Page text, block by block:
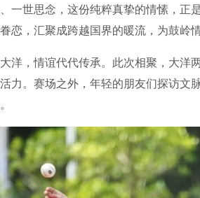
世思念，这份纯粹真挚的情愫，正是
恋，汇聚成跨越国界的暖流，为鼓岭
情谊代代传承。此次相聚，大洋两
力。赛场之外，年轻的朋友们探访文